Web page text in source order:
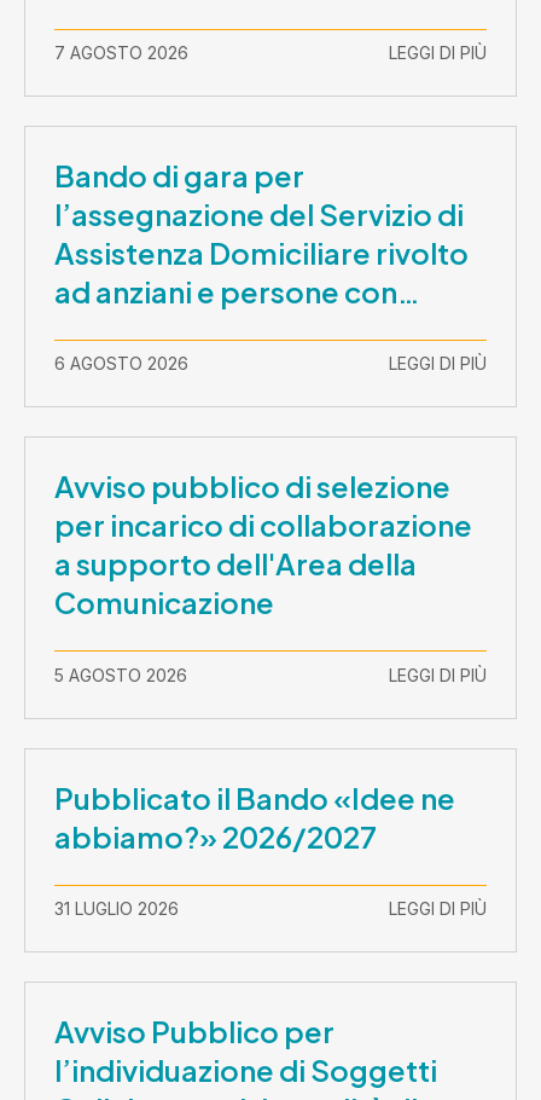
7 AGOSTO 2026 LEGGI DI PIÙ
Bando di gara per
l’assegnazione del Servizio di
Assistenza Domiciliare rivolto
ad anziani e persone con
2026-30 settembre 2029
6 AGOSTO 2026 LEGGI DI PIÙ
Avviso pubblico di selezione
per incarico di collaborazione
a supporto dell'Area della
Comunicazione
5 AGOSTO 2026 LEGGI DI PIÙ
Pubblicato il Bando «Idee ne
abbiamo?» 2026/2027
31 LUGLIO 2026 LEGGI DI PIÙ
Avviso Pubblico per
l’individuazione di Soggetti